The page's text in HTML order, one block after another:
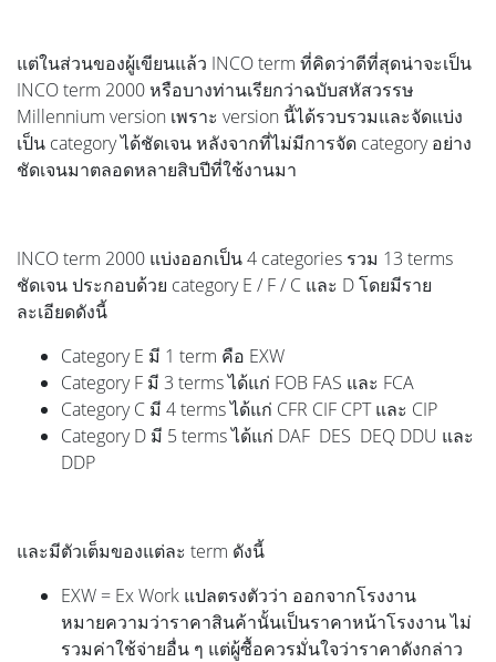
แต่ในส่วนของผู้เขียนแล้ว INCO term ที่คิดว่าดีที่สุดน่าจะเป็น
INCO term 2000 หรือบางท่านเรียกว่าฉบับสหัสวรรษ
Millennium version เพราะ version นี้ได้รวบรวมและจัดแบ่ง
เป็น category ได้ชัดเจน หลังจากที่ไม่มีการจัด category อย่าง
ชัดเจนมาตลอดหลายสิบปีที่ใช้งานมา
INCO term 2000 แบ่งออกเป็น 4 categories รวม 13 terms
ชัดเจน ประกอบด้วย category E / F / C และ D โดยมีราย
ละเอียดดังนี้
Category E มี 1 term คือ EXW
Category F มี 3 terms ได้แก่ FOB FAS และ FCA
Category C มี 4 terms ได้แก่ CFR CIF CPT และ CIP
Category D มี 5 terms ได้แก่ DAF DES DEQ DDU และ
DDP
และมีตัวเต็มของแต่ละ term ดังนี้
EXW = Ex Work แปลตรงตัวว่า ออกจากโรงงาน
หมายความว่าราคาสินค้านั้นเป็นราคาหน้าโรงงาน ไม่
รวมค่าใช้จ่ายอื่น ๆ แต่ผู้ซื้อควรมั่นใจว่าราคาดังกล่าว